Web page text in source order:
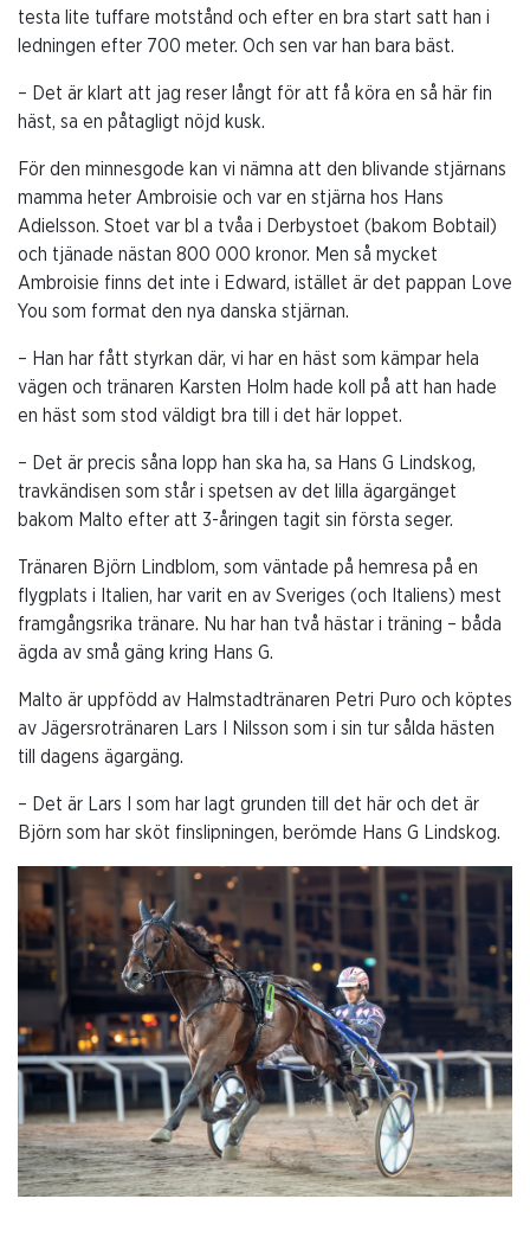
testa lite tuffare motstånd och efter en bra start satt han i
ledningen efter 700 meter. Och sen var han bara bäst.
– Det är klart att jag reser långt för att få köra en så här fin
häst, sa en påtagligt nöjd kusk.
För den minnesgode kan vi nämna att den blivande stjärnans
mamma heter Ambroisie och var en stjärna hos Hans
Adielsson. Stoet var bl a tvåa i Derbystoet (bakom Bobtail)
och tjänade nästan 800 000 kronor. Men så mycket
Ambroisie finns det inte i Edward, istället är det pappan Love
You som format den nya danska stjärnan.
– Han har fått styrkan där, vi har en häst som kämpar hela
vägen och tränaren Karsten Holm hade koll på att han hade
en häst som stod väldigt bra till i det här loppet.
– Det är precis såna lopp han ska ha, sa Hans G Lindskog,
travkändisen som står i spetsen av det lilla ägargänget
bakom Malto efter att 3-åringen tagit sin första seger.
Tränaren Björn Lindblom, som väntade på hemresa på en
flygplats i Italien, har varit en av Sveriges (och Italiens) mest
framgångsrika tränare. Nu har han två hästar i träning – båda
ägda av små gäng kring Hans G.
Malto är uppfödd av Halmstadtränaren Petri Puro och köptes
av Jägersrotränaren Lars I Nilsson som i sin tur sålda hästen
till dagens ägargäng.
– Det är Lars I som har lagt grunden till det här och det är
Björn som har sköt finslipningen, berömde Hans G Lindskog.